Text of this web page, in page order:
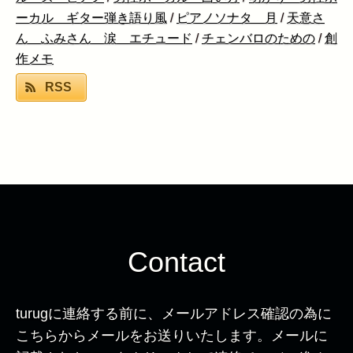
ーカル ギター弾き語り風 / ピアノソナタ 月 / 天意さ
ん ふみさん 涙 エチュード /チェンバロのための /創
作メモ
RSS
Contact
turugに連絡する前に、メールアドレス確認の為に
こちらからメールをお送りいたします。メールに